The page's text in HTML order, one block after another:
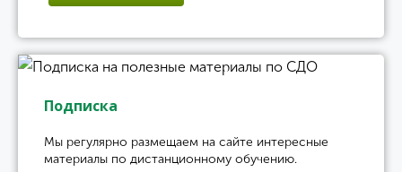
Подписка
Мы регулярно размещаем на сайте интересные
материалы по дистанционному обучению.